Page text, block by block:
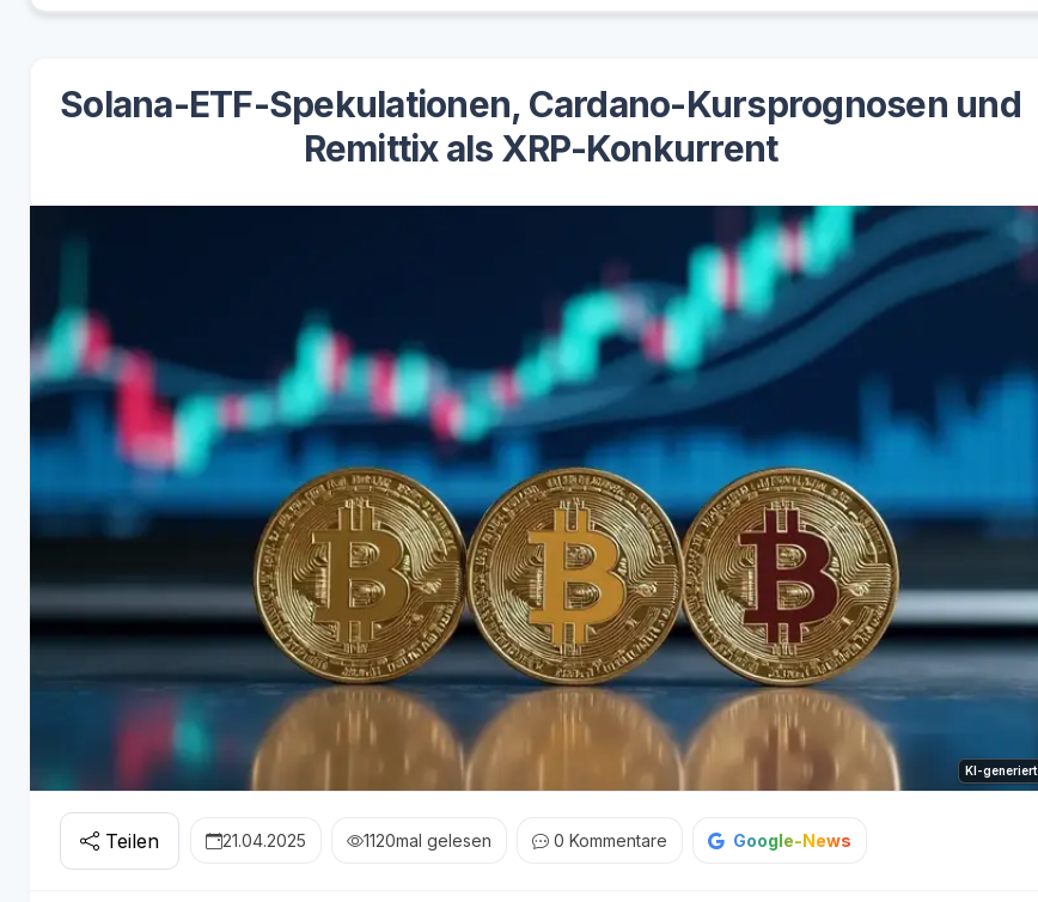
Solana-ETF-Spekulationen, Cardano-Kursprognosen und
Remittix als XRP-Konkurrent
KI-generiert
Teilen 21.04.2025 1120mal gelesen 0 Kommentare Google-News